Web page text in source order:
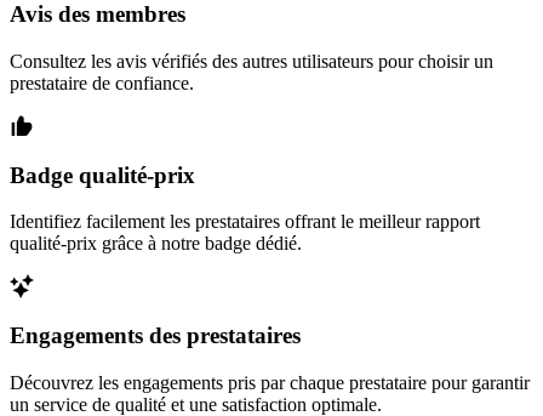
Avis des membres
Consultez les avis vérifiés des autres utilisateurs pour choisir un
prestataire de confiance.
Badge qualité-prix
Identifiez facilement les prestataires offrant le meilleur rapport
qualité-prix grâce à notre badge dédié.
Engagements des prestataires
Découvrez les engagements pris par chaque prestataire pour garantir
un service de qualité et une satisfaction optimale.